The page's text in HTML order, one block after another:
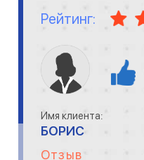
Рейтинг:
Имя клиента:
БОРИС
Отзыв